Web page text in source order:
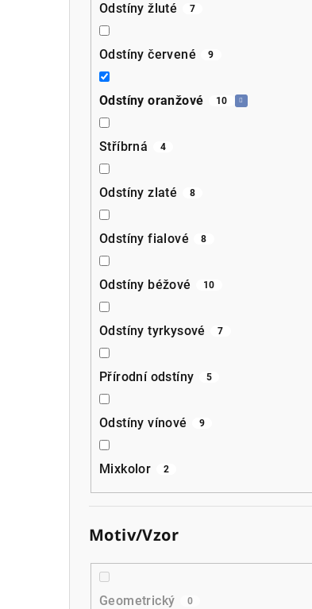
Odstíny žluté 7
Odstíny červené 9
Odstíny oranžové 10
Stříbrná 4
Odstíny zlaté 8
Odstíny fialové 8
Odstíny béžové 10
Odstíny tyrkysové 7
Přírodní odstíny 5
Odstíny vínové 9
Mixkolor 2
Motiv/Vzor
Geometrický 0